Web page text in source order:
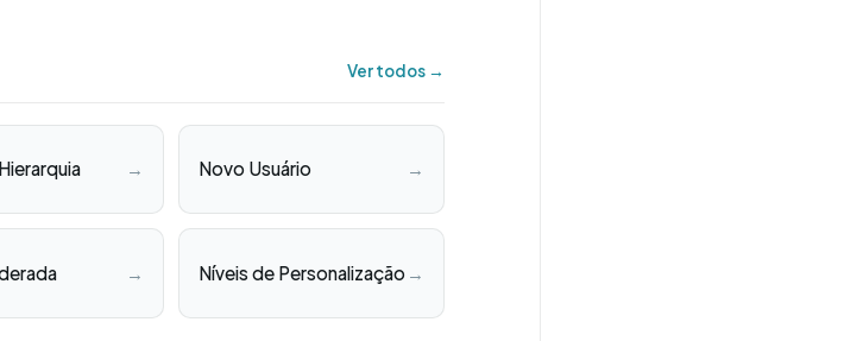
Ver todos →
→ Novo Usuário →
→ Níveis de Personalização →